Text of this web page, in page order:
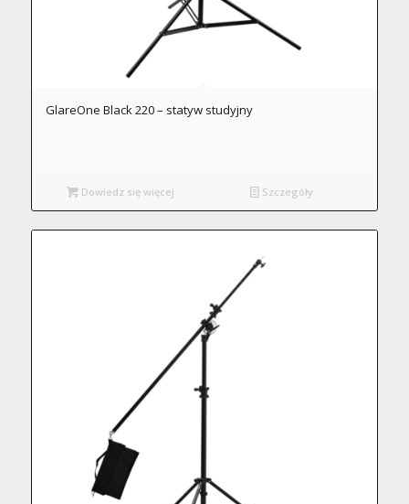
GlareOne Black 220 – statyw studyjny
Dowiedz się więcej Szczegóły